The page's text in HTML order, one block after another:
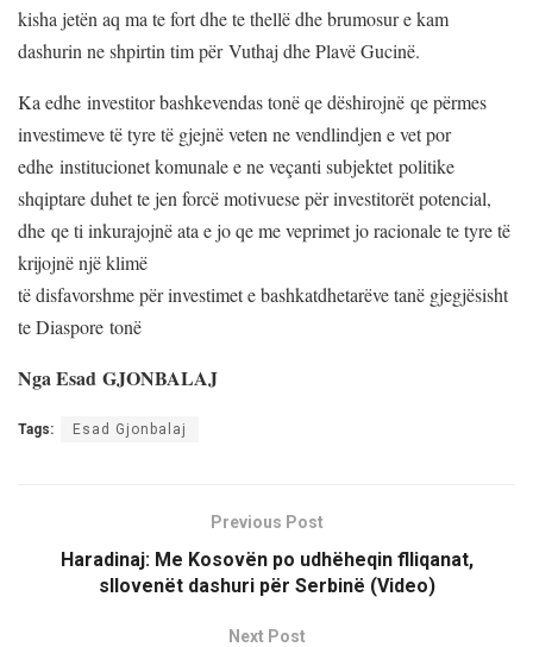
kisha jetën aq ma te fort dhe te thellë dhe brumosur e kam
dashurin ne shpirtin tim për Vuthaj dhe Plavë Gucinë.
Ka edhe investitor bashkevendas tonë qe dëshirojnë qe përmes
investimeve të tyre të gjejnë veten ne vendlindjen e vet por
edhe institucionet komunale e ne veçanti subjektet politike
shqiptare duhet te jen forcë motivuese për investitorët potencial,
dhe qe ti inkurajojnë ata e jo qe me veprimet jo racionale te tyre të
krijojnë një klimë
të disfavorshme për investimet e bashkatdhetarëve tanë gjegjësisht
te Diaspore tonë
Nga Esad GJONBALAJ
Tags: Esad Gjonbalaj
Previous Post
Haradinaj: Me Kosovën po udhëheqin flliqanat,
sllovenët dashuri për Serbinë (Video)
Next Post